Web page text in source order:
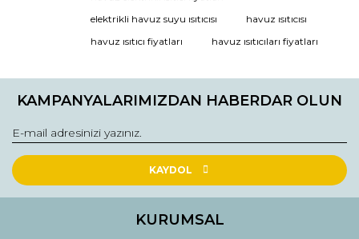
Yorum Yaz
elektrikli havuz suyu ısıtıcısı
havuz ısıtıcısı
havuz ısıtıcı fiyatları
havuz ısıtıcıları fiyatları
KAMPANYALARIMIZDAN HABERDAR OLUN
KAYDOL
KURUMSAL